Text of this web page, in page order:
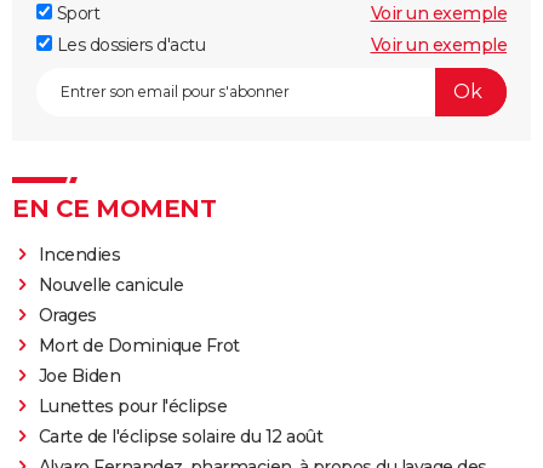
Sport
Voir un exemple
Les dossiers d'actu
Voir un exemple
EN CE MOMENT
Incendies
Nouvelle canicule
Orages
Mort de Dominique Frot
Joe Biden
Lunettes pour l'éclipse
Carte de l'éclipse solaire du 12 août